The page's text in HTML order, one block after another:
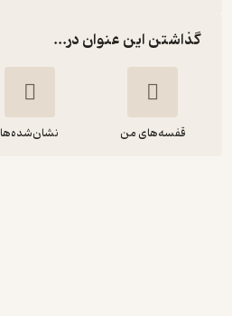
گذاشتن این عنوان در...
قفسه‌های من نشان‌شده‌ها